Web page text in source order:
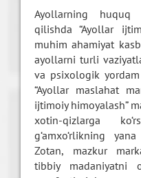
Ayollarning huquq
qilishda “Ayollar
muhim ahamiyat
ayollarni turli
va psixologik yordam
“Ayollar maslahat
ijtimoiy himoyalash”
xotin-qizlarga
g‘amxo‘rlikning
Zotan, mazkur
tibbiy madaniyatni